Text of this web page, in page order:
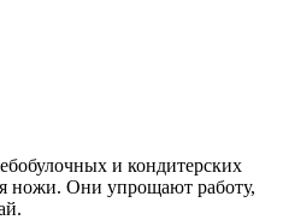
и кондитерских
ножи. Они упрощают работу,